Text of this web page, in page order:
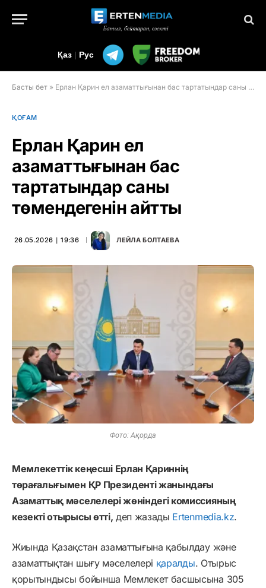
Қаз | Рус
Басты бет » Ерлан Қарин ел азаматтығынан бас тартатындар саны төмендегенін айтты
ҚОҒАМ
Ерлан Қарин ел
азаматтығынан бас
тартатындар саны
төмендегенін айтты
26.05.2026 ∣ 19:36 ЛЕЙЛА БОЛТАЕВА
Фото: Ақорда
Мемлекеттік кеңесші Ерлан Қариннің
төрағалығымен ҚР Президенті жанындағы
Азаматтық мәселелері жөніндегі комиссияның
кезекті отырысы өтті, деп жазады Ertenmedia.kz.
Жиында Қазақстан азаматтығына қабылдау және
азаматтықтан шығу мәселелері қаралды. Отырыс
қорытындысы бойынша Мемлекет басшысына 305